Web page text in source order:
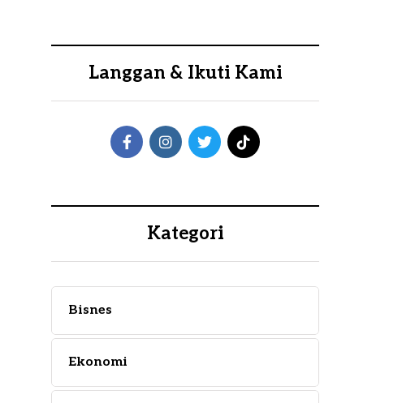
Langgan & Ikuti Kami
Kategori
Bisnes
Ekonomi